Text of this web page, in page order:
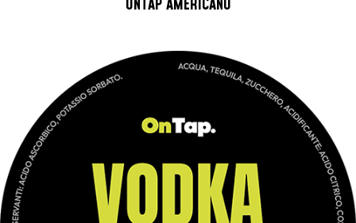
ONTAP AMERICANO